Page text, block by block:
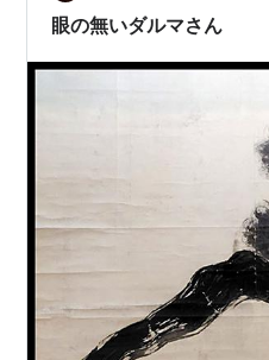
では、どのような言葉を聞
眼の無いダルマさん